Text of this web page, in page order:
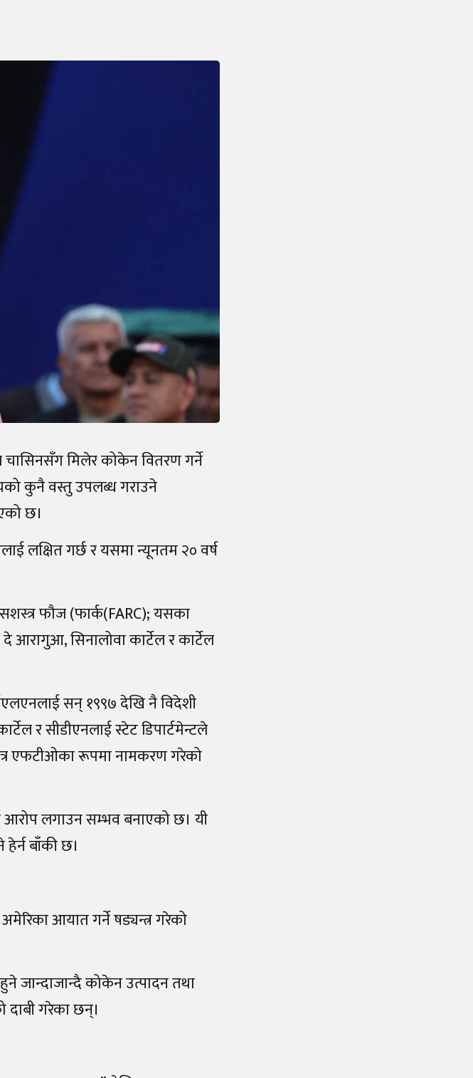
चासिनसँग मिलेर कोकेन वितरण गर्ने
कुनै वस्तु उपलब्ध गराउने
छ।
लक्षित गर्छ र यसमा न्यूनतम २० वर्ष
फौज (फार्क(FARC);यसका
दे आरागुआ, सिनालोवा कार्टेल र कार्टेल
सन् १९९७ देखि नै विदेशी
र सीडीएनलाई स्टेट डिपार्टमेन्टले
एफटीओका रूपमा नामकरण गरेको
आरोप लगाउन सम्भव बनाएको छ। यी
बाँकी छ।
आयात गर्ने षड्यन्त्र गरेको
जान्दाजान्दै कोकेन उत्पादन तथा
दाबी गरेका छन्।